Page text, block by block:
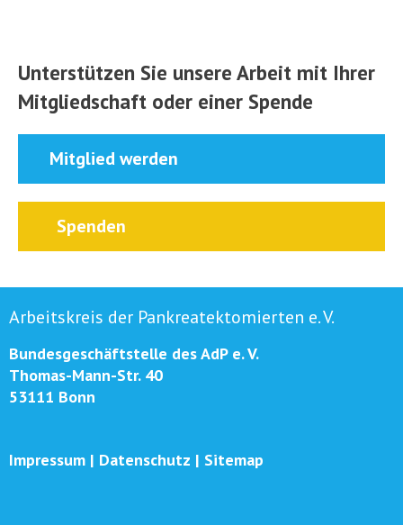
Unterstützen Sie unsere Arbeit mit Ihrer
Mitgliedschaft oder einer Spende
Mitglied werden
Spenden
Arbeitskreis der Pankreatektomierten e. V.
Bundesgeschäftstelle des AdP e. V.
Thomas-Mann-Str. 40
53111 Bonn
Impressum | Datenschutz | Sitemap